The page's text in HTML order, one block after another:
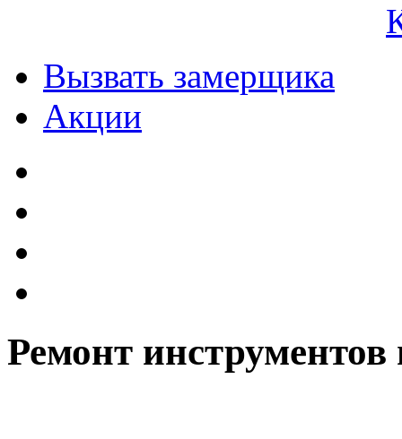
Вызвать замерщика
Акции
Ремонт